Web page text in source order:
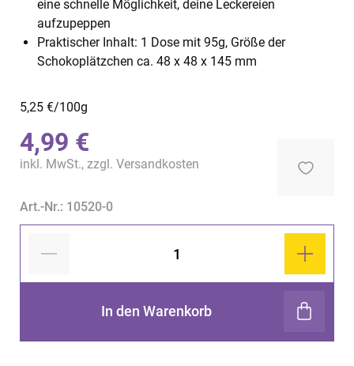
eine schnelle Möglichkeit, deine Leckereien
aufzupeppen
Praktischer Inhalt: 1 Dose mit 95g, Größe der
Schokoplätzchen ca. 48 x 48 x 145 mm
5,25 €/100g
4,99 €
inkl. MwSt., zzgl. Versandkosten
Art.-Nr.: 10520-0
In den Warenkorb